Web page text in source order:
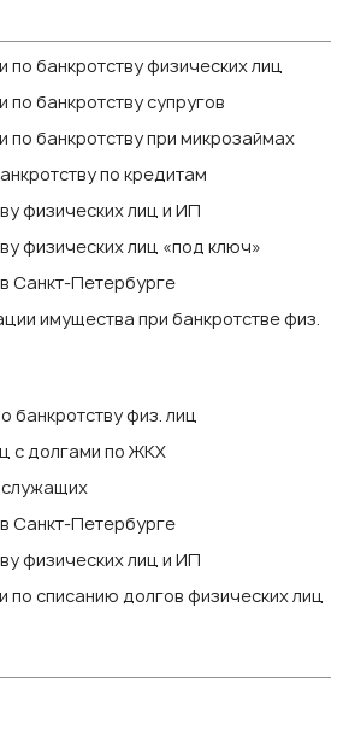
банкротству физических лиц
банкротству супругов
по банкротству при микрозаймах
по кредитам
физических лиц и ИП
физических лиц «под ключ»
Санкт-Петербурге
имущества при банкротстве физ.
банкротству физ. лиц
с долгами по ЖКХ
Санкт-Петербурге
физических лиц и ИП
по списанию долгов физических лиц